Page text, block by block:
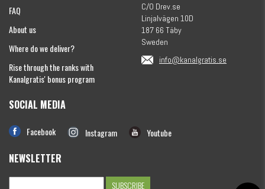
FAQ
About us
Where do we deliver?
Rise through the ranks with
Kanalgratis' bonus program
C/O Drev.se
Linjalvägen 10D
187 66 Täby
Sweden
info@kanalgratis.se
SOCIAL MEDIA
Facebook Instagram Youtube
NEWSLETTER